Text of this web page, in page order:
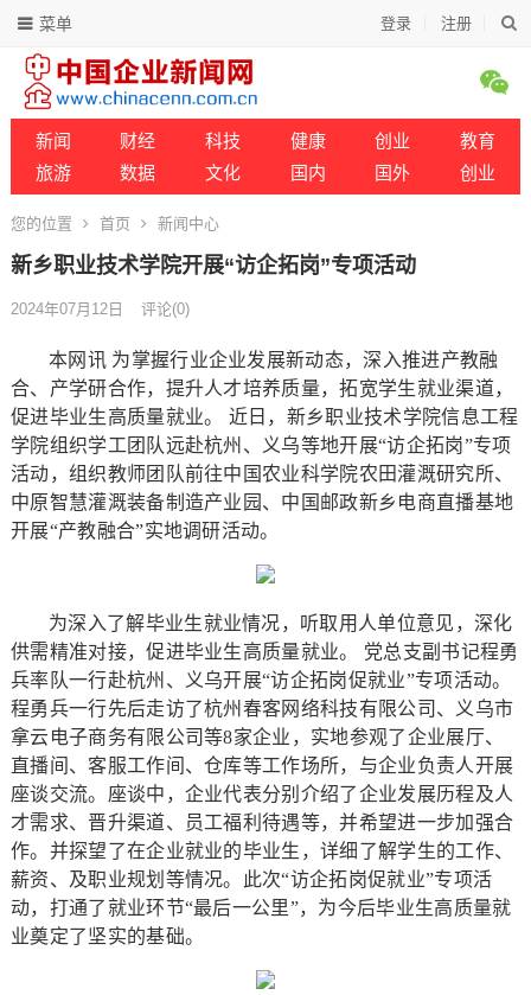
登录 注册
菜单
新闻 财经 科技 健康 创业
教育
旅游
数据 文化 国内 国外 创业
您的位置 首页 新闻中心
新乡职业技术学院开展“访企拓岗”专项活动
2024年07月12日 评论(0)
本网讯 为掌握行业企业发展新动态，深入推进产教融
合、产学研合作，提升人才培养质量，拓宽学生就业渠道，
促进毕业生高质量就业。 近日，新乡职业技术学院信息工程
学院组织学工团队远赴杭州、义乌等地开展“访企拓岗”专项
活动，组织教师团队前往中国农业科学院农田灌溉研究所、
中原智慧灌溉装备制造产业园、中国邮政新乡电商直播基地
开展“产教融合”实地调研活动。
为深入了解毕业生就业情况，听取用人单位意见，深化
供需精准对接，促进毕业生高质量就业。 党总支副书记程勇
兵率队一行赴杭州、义乌开展“访企拓岗促就业”专项活动。
程勇兵一行先后走访了杭州春客网络科技有限公司、义乌市
拿云电子商务有限公司等8家企业，实地参观了企业展厅、
直播间、客服工作间、仓库等工作场所，与企业负责人开展
座谈交流。座谈中，企业代表分别介绍了企业发展历程及人
才需求、晋升渠道、员工福利待遇等，并希望进一步加强合
作。并探望了在企业就业的毕业生，详细了解学生的工作、
薪资、及职业规划等情况。此次“访企拓岗促就业”专项活
动，打通了就业环节“最后一公里”，为今后毕业生高质量就
业奠定了坚实的基础。